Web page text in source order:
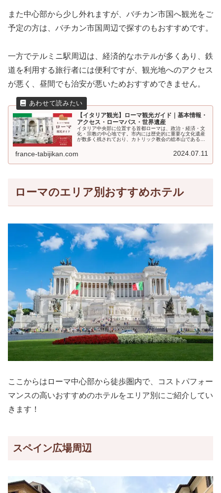
また中心部から少し外れますが、バチカン市国へ観光をご
予定の方は、バチカン市国周辺で探すのもおすすめです。
一方でテルミニ駅周辺は、経済的なホテルが多くあり、鉄
道を利用する旅行者には便利ですが、観光地へのアクセス
が悪く、昼間でも治安が悪いためおすすめできません。
【イタリア観光】ローマ観光ガイド｜基本情報・
アクセス・ローマパス・世界遺産
イタリア中央部に位置する首都ローマは、政治・経済・文
化・宗教の中心地です。市内には歴史的に重要な文化遺産
が数多く残されており、カトリック教会の総本山であるバ
了する「永遠の都」ローマの観光に役立つ情報をご紹介し
ます。
france-tabijikan.com 2024.07.11
ローマのエリア別おすすめホテル
ここからはローマ中心部から徒歩圏内で、コストパフォー
マンスの高いおすすめのホテルをエリア別にご紹介してい
きます！
スペイン広場周辺